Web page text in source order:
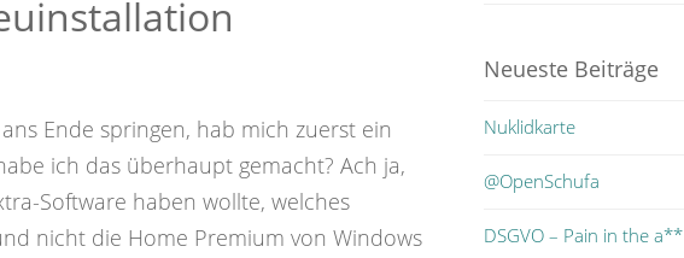
Ende springen, hab mich zuerst ein
ich das überhaupt gemacht? Ach ja,
Software haben wollte, welches
nicht die Home Premium von Windows
Neueste Beiträge
Nuklidkarte
@OpenSchufa
DSGVO – Pain in the a**